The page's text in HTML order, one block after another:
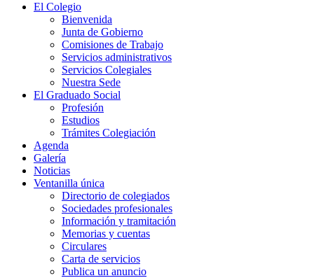
El Colegio
Bienvenida
Junta de Gobierno
Comisiones de Trabajo
Servicios administrativos
Servicios Colegiales
Nuestra Sede
El Graduado Social
Profesión
Estudios
Trámites Colegiación
Agenda
Galería
Noticias
Ventanilla única
Directorio de colegiados
Sociedades profesionales
Información y tramitación
Memorias y cuentas
Circulares
Carta de servicios
Publica un anuncio